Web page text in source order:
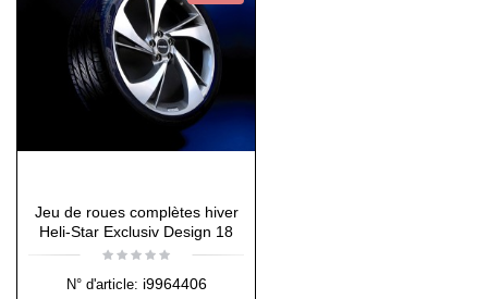
Jeu de roues complètes hiver
Heli-Star Exclusiv Design 18
N° d'article: i9964406